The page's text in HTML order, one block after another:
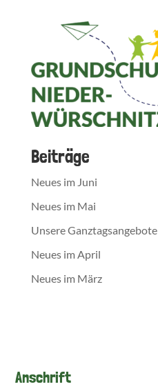
Beiträge
Neues im Juni
Neues im Mai
Unsere Ganztagsangebote
Neues im April
Neues im März
Anschrift